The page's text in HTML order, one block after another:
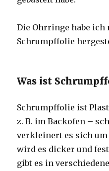
Die Ohrringe habe
Schrumpffolie
Was ist
Schrumpffolie ist
z. B. im Backofen –
verkleinert es sich
wird es dicker und
gibt es in